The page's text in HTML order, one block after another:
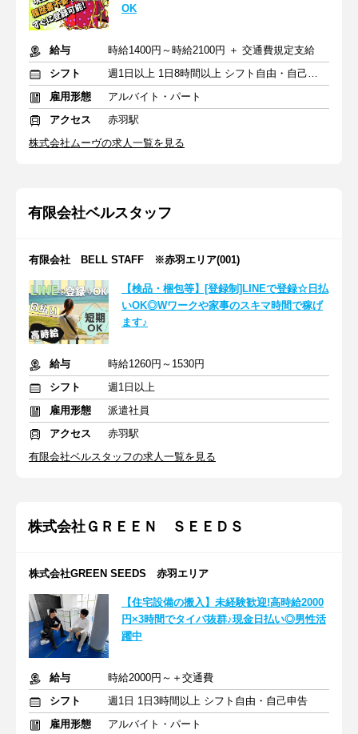
OK
給与
時給1400円～時給2100円 ＋ 交通費規定支給
シフト
週1日以上 1日8時間以上 シフト自由・自己申告
雇用形態
アルバイト・パート
アクセス
赤羽駅
株式会社ムーヴの求人一覧を見る
有限会社ベルスタッフ
有限会社 BELL STAFF ※赤羽エリア(001)
【検品・梱包等】[登録制]LINEで登録☆日払
いOK◎Wワークや家事のスキマ時間で稼げ
ます♪
給与
時給1260円～1530円
シフト
週1日以上
雇用形態
派遣社員
アクセス
赤羽駅
有限会社ベルスタッフの求人一覧を見る
株式会社ＧＲＥＥＮ ＳＥＥＤＳ
株式会社GREEN SEEDS 赤羽エリア
【住宅設備の搬入】未経験歓迎!高時給2000
円×3時間でタイパ抜群♪現金日払い◎男性活
躍中
給与
時給2000円～＋交通費
シフト
週1日 1日3時間以上 シフト自由・自己申告
雇用形態
アルバイト・パート